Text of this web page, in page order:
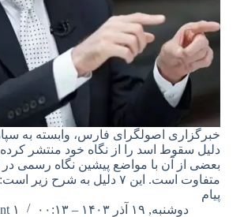
دلیل سقوط اسد را از نگاه خود منتشر
بعضی از آن با مواضع پیشین نگاه رسمی در
متفاوت است. این ۷ دلیل به شرح زیر
پیام
دوشنبه, ۱۹ آذر ۱۴۰۳ – ۰۰:۱۳
۱ Comment